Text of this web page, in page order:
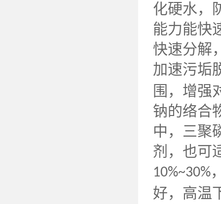
化硬水，
能力能快
快速分解
加速污垢
围，增强
钠的络合
中，三聚
剂，也可
10%~30%
好，高温